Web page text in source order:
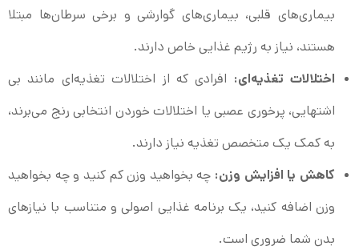
بیماری‌های قلبی، بیماری‌های گوارشی و برخی سرطان‌ها مبتلا
هستند، نیاز به رژیم غذایی خاص دارند.
اختلالات تغذیه‌ای:افرادی که از اختلالات تغذیه‌ای مانند بی
اشتهایی، پرخوری عصبی یا اختلالات خوردن انتخابی رنج می‌برند،
به کمک یک متخصص تغذیه نیاز دارند.
کاهش یا افزایش وزن:چه بخواهید وزن کم کنید و چه بخواهید
وزن اضافه کنید، یک برنامه غذایی اصولی و متناسب با نیازهای
بدن شما ضروری است.